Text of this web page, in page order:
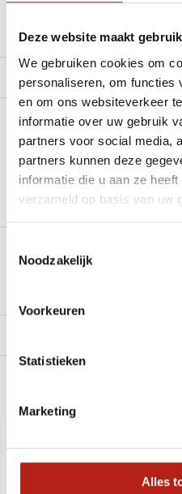
Deze website maakt
We gebruiken cookies om
personaliseren, om functies
en om ons websiteverkeer
informatie over uw gebruik
partners voor social media,
partners kunnen deze
informatie die u aan ze
verzameld op basis van uw
Noodzakelijk
Voorkeuren
Statistieken
Marketing
Alles
Productomschrijving
Product tags
Heb je een vraag over
Stel je vraag in de Chat voor
Klik hier om een